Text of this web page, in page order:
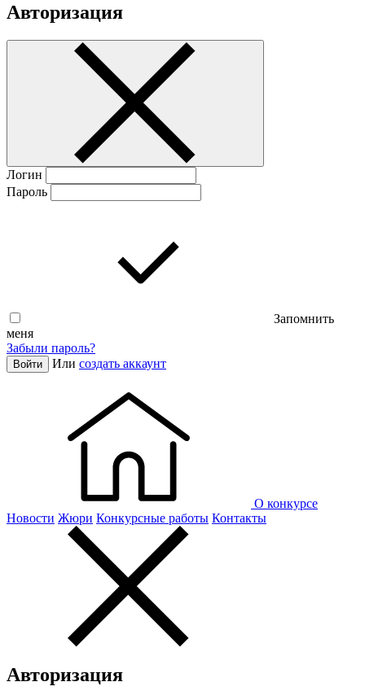
Авторизация
Логин
Пароль
Запомнить
меня
Забыли пароль?
Войти Или создать аккаунт
О конкурсе
Новости Жюри Конкурсные работы Контакты
Авторизация